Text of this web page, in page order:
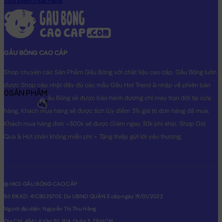
GẤU BÔNG CAO CẤP
Shop chuyên các Sản Phẩm Gấu Bông với chất liệu cao cấp. Gấu Bông luôn
được Shop cập nhật đầy đủ các mẫu Gấu Hot Trend & nhập về phiên bản
Original nhất. Gấu Bông sẽ được bảo hành đường chỉ may trọn đời tại cửa
hàng, Khách mua hàng sẽ được tích lũy điểm 3% giá trị đơn hàng đã mua.
Khách mua hàng đơn >300k sẽ được Giảm ngay 30k phí ship. Shop Gói
Quà & Hút chân không miễn phí + Tặng thiệp gửi lời yêu thương.
@ HKD GẤU BÔNG CAO CẤP
Số ĐKKD: 41C8025705. Do UBND QUẬN 3 cấp ngày 19/01/2022
Người đại diện: Nguyễn Thị Thu Hằng
0SẢN PHẨM
0₫